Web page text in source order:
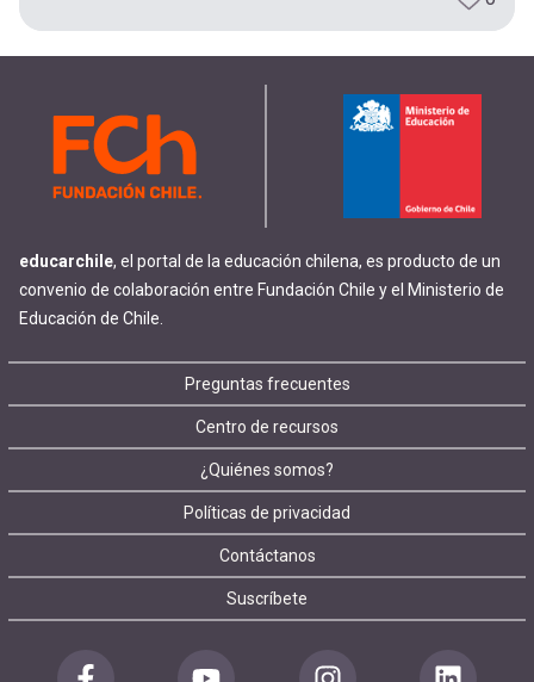
educarchile, el portal de la educación chilena, es producto de un
convenio de colaboración entre Fundación Chile y el Ministerio de
Educación de Chile.
Footer
menu
Preguntas frecuentes
Centro de recursos
¿Quiénes somos?
Políticas de privacidad
Contáctanos
Suscríbete